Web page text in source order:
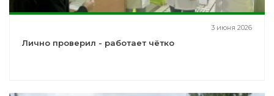
3 июня 2026
Лично проверил - работает чётко